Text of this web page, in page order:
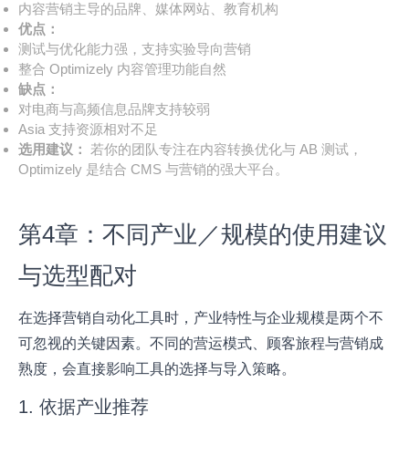
内容营销主导的品牌、媒体网站、教育机构
优点：
测试与优化能力强，支持实验导向营销
整合 Optimizely 内容管理功能自然
缺点：
对电商与高频信息品牌支持较弱
Asia 支持资源相对不足
选用建议：
若你的团队专注在内容转换优化与 AB 测试，
Optimizely 是结合 CMS 与营销的强大平台。
第4章：不同产业／规模的使用建议
与选型配对
在选择营销自动化工具时，产业特性与企业规模是两个不
可忽视的关键因素。不同的营运模式、顾客旅程与营销成
熟度，会直接影响工具的选择与导入策略。
1. 依据产业推荐